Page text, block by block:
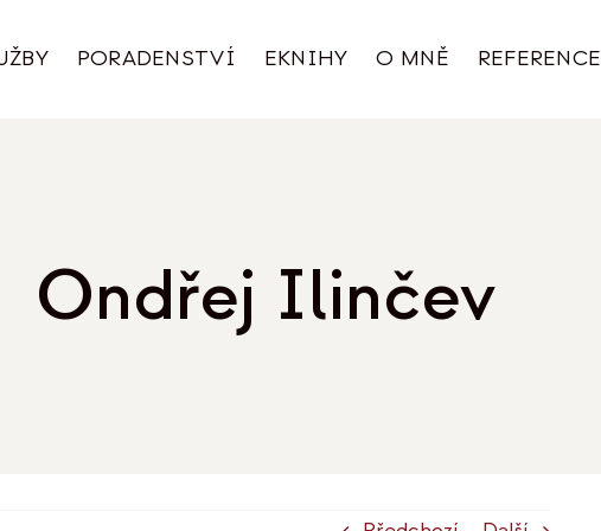
PORADENSTVÍ EKNIHY O MNĚ REFERENCE
Ondřej Ilinčev